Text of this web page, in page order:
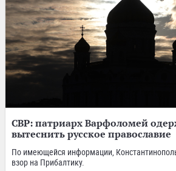
СВР: патриарх Варфоломей
вытеснить русское православие
По имеющейся информации,
взор на Прибалтику.